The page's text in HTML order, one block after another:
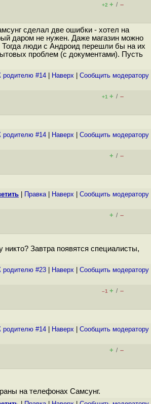
+2 + / –
сделал две ошибки - хотел на
даром не нужен. Даже магазин можно
Тогда люди с Андроид перешли бы на их
проблем (с документами). Пусть
родителю #14 Наверх Cообщить модератору
+1 + / –
родителю #14 Наверх Cообщить модератору
+ / –
Правка| Наверх Cообщить модератору
+ / –
Завтра появятся специалисты,
родителю #23 Наверх Cообщить модератору
–1 + / –
родителю #14 Наверх Cообщить модератору
+ / –
на телефонах Самсунг.